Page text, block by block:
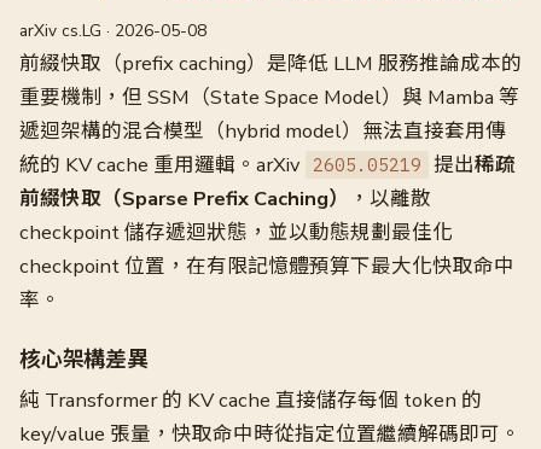
arXiv cs.LG · 2026-05-08
前綴快取（prefix caching）是降低 LLM 服務推論成本的
重要機制，但 SSM（State Space Model）與 Mamba 等
遞迴架構的混合模型（hybrid model）無法直接套用傳
統的 KV cache 重用邏輯。arXiv 2605.05219 提出稀疏
前綴快取（Sparse Prefix Caching）
，以離散
checkpoint 儲存遞迴狀態，並以動態規劃最佳化
checkpoint 位置，在有限記憶體預算下最大化快取命中
率。
核心架構差異
純 Transformer 的 KV cache 直接儲存每個 token 的
key/value 張量，快取命中時從指定位置繼續解碼即可。